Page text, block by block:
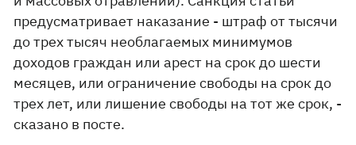
предусматривает наказание - штраф от тысячи
до трех тысяч необлагаемых минимумов
доходов граждан или арест на срок до шести
месяцев, или ограничение свободы на срок до
трех лет, или лишение свободы на тот же срок, -
сказано в посте.